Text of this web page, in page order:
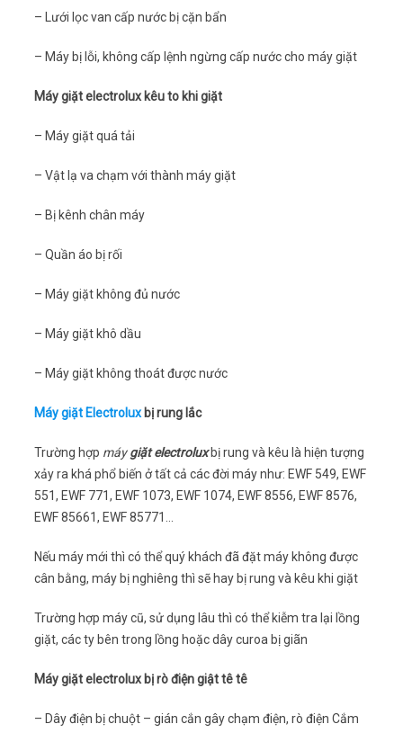
– Lưới lọc van cấp nước bị cặn bẩn
– Máy bị lỗi, không cấp lệnh ngừng cấp nước cho máy giặt
Máy giặt electrolux kêu to khi giặt
– Máy giặt quá tải
– Vật lạ va chạm với thành máy giặt
– Bị kênh chân máy
– Quần áo bị rối
– Máy giặt không đủ nước
– Máy giặt khô dầu
– Máy giặt không thoát được nước
Máy giặt Electroluxbị rung lắc
Trường hợp máygiặt electroluxbị rung và kêu là hiện tượng
xảy ra khá phổ biến ở tất cả các đời máy như: EWF 549, EWF
551, EWF 771, EWF 1073, EWF 1074, EWF 8556, EWF 8576,
EWF 85661, EWF 85771…
Nếu máy mới thì có thể quý khách đã đặt máy không được
cân bằng, máy bị nghiêng thì sẽ hay bị rung và kêu khi giặt
Trường hợp máy cũ, sử dụng lâu thì có thể kiễm tra lại lồng
giặt, các ty bên trong lồng hoặc dây curoa bị giãn
Máy giặt electrolux bị rò điện giật tê tê
– Dây điện bị chuột – gián cắn gây chạm điện, rò điện Cắm